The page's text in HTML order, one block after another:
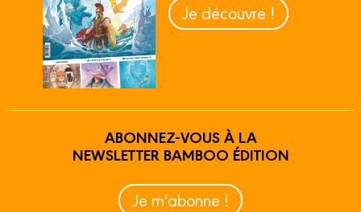
Je découvre !
ABONNEZ-VOUS À LA
NEWSLETTER BAMBOO ÉDITION
Je m'abonne !